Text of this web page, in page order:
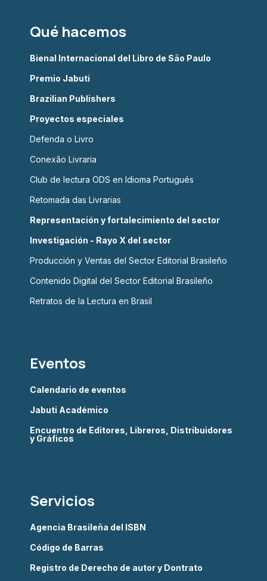
Qué hacemos
Bienal Internacional del Libro de São Paulo
Premio Jabuti
Brazilian Publishers
Proyectos especiales
Defenda o Livro
Conexão Livraria
Club de lectura ODS en Idioma Portugués
Retomada das Livrarias
Representación y fortalecimiento del sector
Investigación - Rayo X del sector
Producción y Ventas del Sector Editorial Brasileño
Contenido Digital del Sector Editorial Brasileño
Retratos de la Lectura en Brasil
Eventos
Calendario de eventos
Jabuti Académico
Encuentro de Editores, Libreros, Distribuidores
y Gráficos
Servicios
Agencia Brasileña del ISBN
Código de Barras
Registro de Derecho de autor y Dontrato